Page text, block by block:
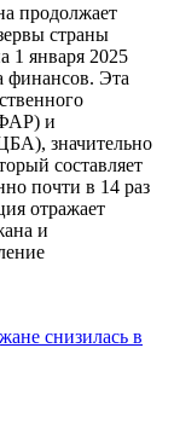
продолжает
страны
1 января 2025
финансов. Эта
и
значительно
составляет
почти в 14 раз
отражает
и